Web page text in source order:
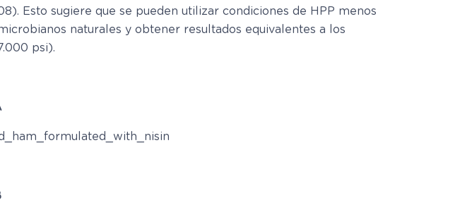
Esto sugiere que se pueden utilizar condiciones de HPP menos
naturales y obtener resultados equivalentes a los
psi).